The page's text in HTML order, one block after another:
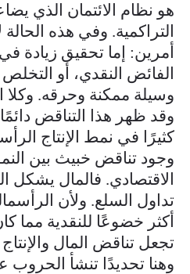
هو نظام الائتمان الذي
التراكمية. وفي هذه الحالة
أمرين: إما تحقيق زيادة في
الفائض النقدي، أو
وسيلة ممكنة وحرقه. وكلا
وقد ظهر هذا التناقض
كثيرًا في نمط الإنتاج
وجود تناقض خبيث بين
الاقتصادي. فالمال يشكل
تداول السلع. ولأن
أكثر خضوعًا للنقدية مما
تجعل تناقض المال
وهنا تحديدًا تنشأ الحروب